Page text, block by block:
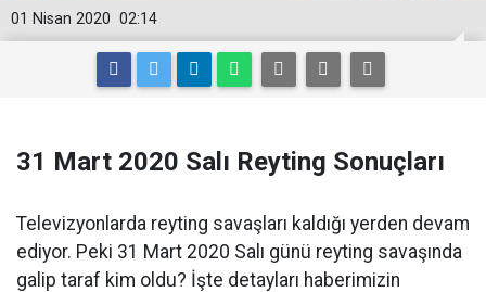
02:14
01 Nisan 2020
31 Mart 2020 Salı Reyting Sonuçları
Televizyonlarda reyting savaşları kaldığı yerden devam
ediyor. Peki 31 Mart 2020 Salı günü reyting savaşında
galip taraf kim oldu? İşte detayları haberimizin